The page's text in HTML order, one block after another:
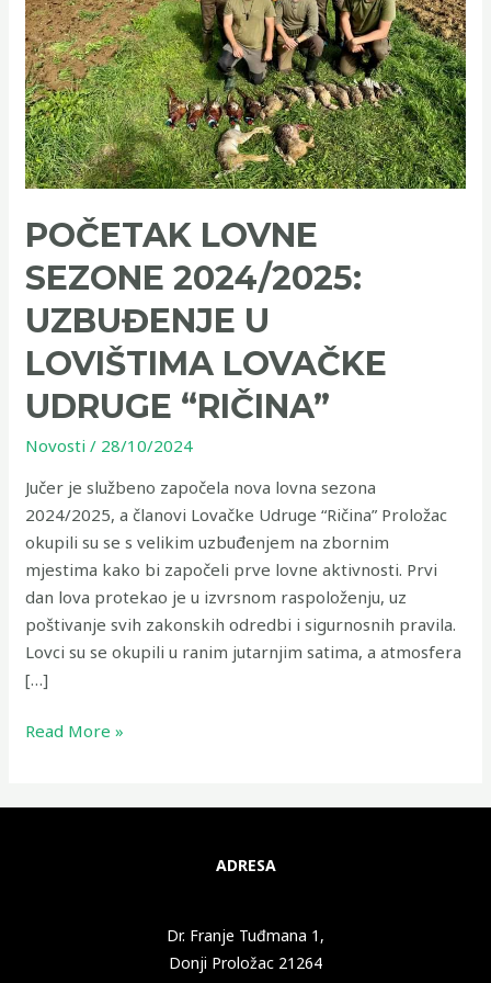
POČETAK LOVNE
SEZONE 2024/2025:
UZBUĐENJE U
LOVIŠTIMA LOVAČKE
UDRUGE “RIČINA”
Novosti / 28/10/2024
Jučer je službeno započela nova lovna sezona
2024/2025, a članovi Lovačke Udruge “Ričina” Proložac
okupili su se s velikim uzbuđenjem na zbornim
mjestima kako bi započeli prve lovne aktivnosti. Prvi
dan lova protekao je u izvrsnom raspoloženju, uz
poštivanje svih zakonskih odredbi i sigurnosnih pravila.
Lovci su se okupili u ranim jutarnjim satima, a atmosfera
[…]
u
Lovištima
Lovačke
Udruge
“Ričina”
Read More »
ADRESA
Dr. Franje Tuđmana 1,
Donji Proložac 21264